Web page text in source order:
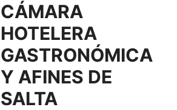
CÁMARA
HOTELERA
GASTRONÓMICA
Y AFINES DE
SALTA